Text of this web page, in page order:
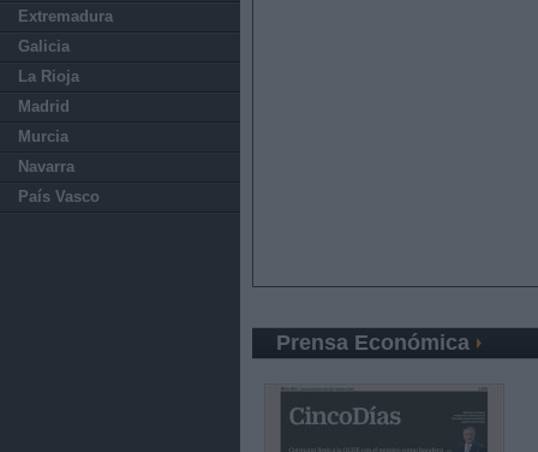
Extremadura
Galicia
La Rioja
Madrid
Murcia
Navarra
País Vasco
Prensa Económica